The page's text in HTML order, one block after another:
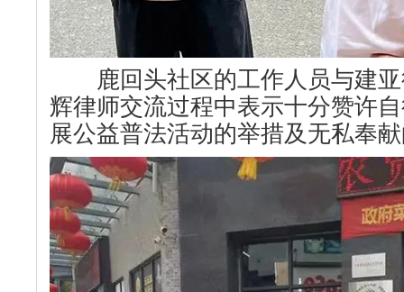
鹿回头社区的工作人员与建亚
辉律师交流过程中表示十分赞许
展公益普法活动的举措及无私奉